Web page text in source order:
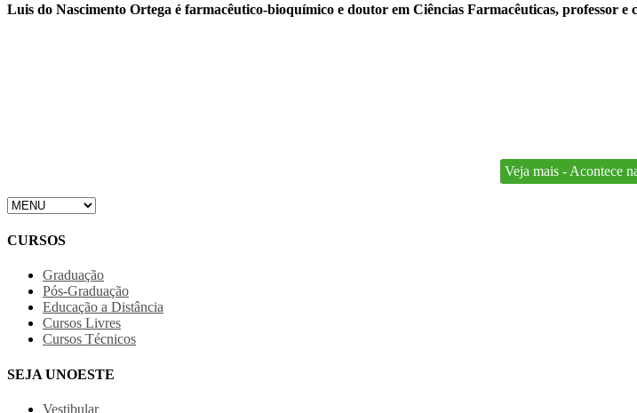
Luis do Nascimento Ortega é farmacêutico-bioquímico e doutor em Ciências Farmacêuticas, professor
Veja mais - Acontece
CURSOS
Graduação
Pós-Graduação
Educação a Distância
Cursos Livres
Cursos Técnicos
SEJA UNOESTE
Vestibular